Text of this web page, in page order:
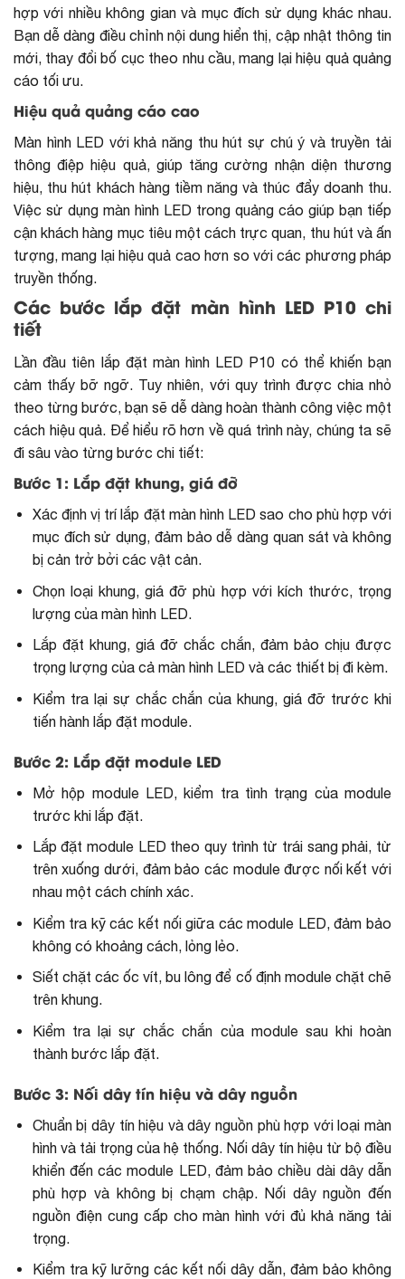
hợp với nhiều không gian và mục đích sử dụng khác nhau.
Bạn dễ dàng điều chỉnh nội dung hiển thị, cập nhật thông tin
mới, thay đổi bố cục theo nhu cầu, mang lại hiệu quả quảng
cáo tối ưu.
Hiệu quả quảng cáo cao
Màn hình LED với khả năng thu hút sự chú ý và truyền tải
thông điệp hiệu quả, giúp tăng cường nhận diện thương
hiệu, thu hút khách hàng tiềm năng và thúc đẩy doanh thu.
Việc sử dụng màn hình LED trong quảng cáo giúp bạn tiếp
cận khách hàng mục tiêu một cách trực quan, thu hút và ấn
tượng, mang lại hiệu quả cao hơn so với các phương pháp
truyền thống.
Các bước lắp đặt màn hình LED P10 chi
tiết
Lần đầu tiên lắp đặt màn hình LED P10 có thể khiến bạn
cảm thấy bỡ ngỡ. Tuy nhiên, với quy trình được chia nhỏ
theo từng bước, bạn sẽ dễ dàng hoàn thành công việc một
cách hiệu quả. Để hiểu rõ hơn về quá trình này, chúng ta sẽ
đi sâu vào từng bước chi tiết:
Bước 1: Lắp đặt khung, giá đỡ
Xác định vị trílắp đặt màn hình LEDsao cho phù hợp với
mục đích sử dụng, đảm bảo dễ dàng quan sát và không
bị cản trở bởi các vật cản.
Chọn loại khung, giá đỡ phù hợp với kích thước, trọng
lượng của màn hình LED.
Lắp đặt khung, giá đỡ chắc chắn, đảm bảo chịu được
trọng lượng của cả màn hình LED và các thiết bị đi kèm.
Kiểm tra lại sự chắc chắn của khung, giá đỡ trước khi
tiến hành lắp đặt module.
Bước 2: Lắp đặt module LED
Mở hộp module LED, kiểm tra tình trạng của module
trước khi lắp đặt.
Lắp đặt module LED theo quy trình từ trái sang phải, từ
trên xuống dưới, đảm bảo các module được nối kết với
nhau một cách chính xác.
Kiểm tra kỹ các kết nối giữa các module LED, đảm bảo
không có khoảng cách, lỏng lẻo.
Siết chặt các ốc vít, bu lông để cố định module chặt chẽ
trên khung.
Kiểm tra lại sự chắc chắn của module sau khi hoàn
thành bước lắp đặt.
Bước 3: Nối dây tín hiệu và dây nguồn
Chuẩn bị dây tín hiệu và dây nguồn phù hợp với loại màn
hình và tải trọng của hệ thống. Nối dây tín hiệu từ bộ điều
khiển đến các module LED, đảm bảo chiều dài dây dẫn
phù hợp và không bị chạm chập. Nối dây nguồn đến
nguồn điện cung cấp cho màn hình với đủ khả năng tải
trọng.
Kiểm tra kỹ lưỡng các kết nối dây dẫn, đảm bảo không